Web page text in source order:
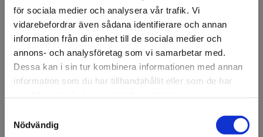
för sociala medier och analysera vår trafik. Vi
vidarebefordrar även sådana identifierare och annan
information från din enhet till de sociala medier och
annons- och analysföretag som vi samarbetar med.
Dessa kan i sin tur kombinera informationen med annan
information som du har tillhandahållit eller som de har
Nödvändig
3M™ 9195 Mattejp
3M™ 9195 Mattejp med en sida permanent och en
avtagbar.
Perfekt för t ex mattor på mässor och event.
Artikelnr: 71293